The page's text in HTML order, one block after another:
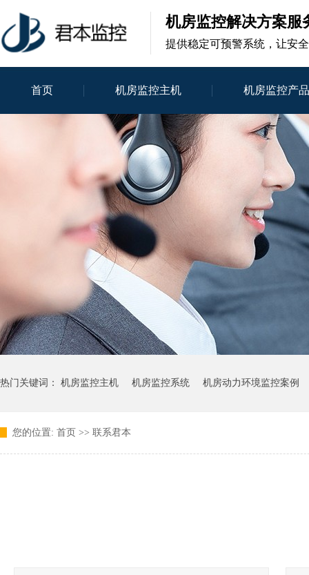
机房监控解决方案服
提供稳定可预警系统，让安
首页 机房监控主机 机房监控产品
热门关键词： 机房监控主机 机房监控系统 机房动力环境监控案例
您的位置: 首页 >> 联系君本